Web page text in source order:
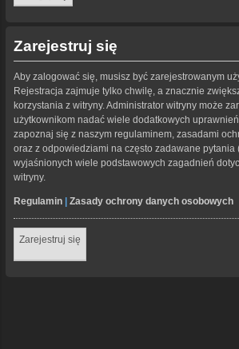
Zarejestruj się
Aby zalogować się, musisz być zarejestrowanym
Rejestracja zajmuje tylko chwilę, a znacznie
korzystania z witryny. Administrator witryny może
użytkownikom nadać wiele dodatkowych
zapoznaj się z naszym regulaminem, zasadami
oraz z odpowiedziami na często zadawane pytania
wyjaśnionych wiele podstawowych zagadnień
witryny.
Regulamin | Zasady ochrony danych osobowych
Zarejestruj się